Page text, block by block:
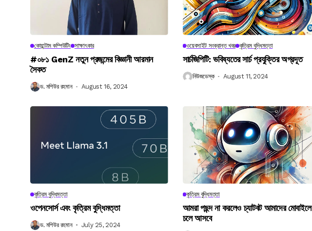
কোয়ান্টাম কম্পিউটিং সাক্ষাৎকার
#০৮১ GenZ নতুন প্রজন্মের বিজ্ঞানী আরমান
সৈকত
ড. মশিউর রহমান August 16, 2024
ওয়েবসাইট সংক্রান্ত খবর কৃত্রিম বুদ্ধিমত্তা
সার্চজিপিটি: ভবিষ্যতের সার্চ প্রযুক্তির অগ্রদূত
নিউজডেস্ক August 11, 2024
কৃত্রিম বুদ্ধিমত্তা
ওপেনসোর্স এবং কৃত্রিম বুদ্ধিমত্তা
ড. মশিউর রহমান July 25, 2024
কৃত্রিম বুদ্ধিমত্তা
আমরা পছন্দ না করলেও চ্যাটবট আমাদের মোবাইলে
চলে আসবে